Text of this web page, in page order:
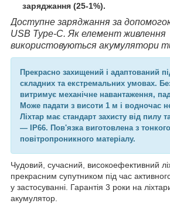
заряджання (25-1%).
Доступне заряджання за
USB Type-C. Як елемент живлення
використовуються акумулятори
Прекрасно захищений і адаптований
складних та екстремальних умовах.
витримує механічне навантаження,
Може падати з висоти 1 м і водночас
Ліхтар має стандарт захисту від пилу
— IP66. Пов'язка виготовлена з
повітропроникного матеріалу.
Чудовий, сучасний, високоефективний
прекрасним супутником під час
у застосуванні. Гарантія 3 роки на
акумулятор.